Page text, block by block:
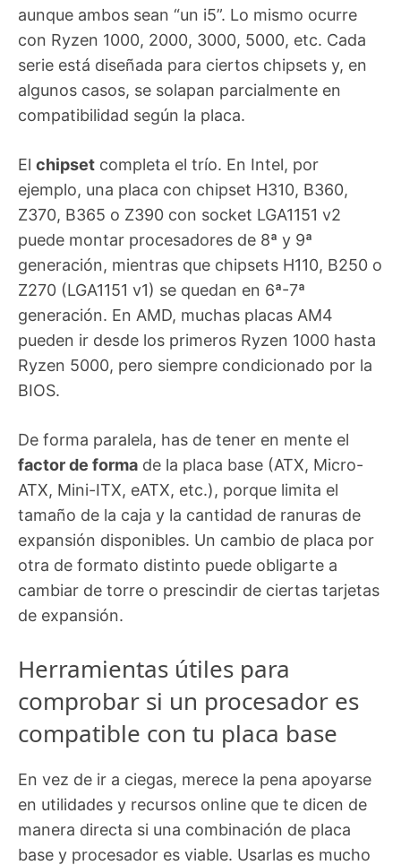
aunque ambos sean “un i5”. Lo mismo ocurre
con Ryzen 1000, 2000, 3000, 5000, etc. Cada
serie está diseñada para ciertos chipsets y, en
algunos casos, se solapan parcialmente en
compatibilidad según la placa.
El chipset completa el trío. En Intel, por
ejemplo, una placa con chipset H310, B360,
Z370, B365 o Z390 con socket LGA1151 v2
puede montar procesadores de 8ª y 9ª
generación, mientras que chipsets H110, B250 o
Z270 (LGA1151 v1) se quedan en 6ª-7ª
generación. En AMD, muchas placas AM4
pueden ir desde los primeros Ryzen 1000 hasta
Ryzen 5000, pero siempre condicionado por la
BIOS.
De forma paralela, has de tener en mente el
factor de forma de la placa base (ATX, Micro-
ATX, Mini-ITX, eATX, etc.), porque limita el
tamaño de la caja y la cantidad de ranuras de
expansión disponibles. Un cambio de placa por
otra de formato distinto puede obligarte a
cambiar de torre o prescindir de ciertas tarjetas
de expansión.
Herramientas útiles para
comprobar si un procesador es
compatible con tu placa base
En vez de ir a ciegas, merece la pena apoyarse
en utilidades y recursos online que te dicen de
manera directa si una combinación de placa
base y procesador es viable. Usarlas es mucho